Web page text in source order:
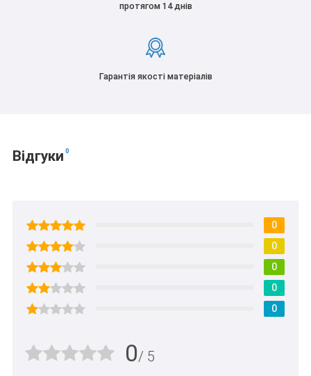
протягом 14 днів
Гарантія якості матеріалів
Відгуки 0
0/ 5
0
0
0
0
0